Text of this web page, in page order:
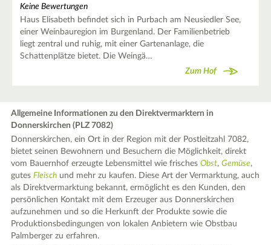
Keine Bewertungen
Haus Elisabeth befindet sich in Purbach am Neusiedler See,
einer Weinbauregion im Burgenland. Der Familienbetrieb
liegt zentral und ruhig, mit einer Gartenanlage, die
Schattenplätze bietet. Die Weingä…
Zum Hof
Allgemeine Informationen zu den Direktvermarktern in
Donnerskirchen (PLZ 7082)
Donnerskirchen, ein Ort in der Region mit der Postleitzahl 7082,
bietet seinen Bewohnern und Besuchern die Möglichkeit, direkt
vom Bauernhof erzeugte Lebensmittel wie frischesObst,Gemüse,
gutesFleisch und mehr zu kaufen. Diese Art der Vermarktung, auch
als Direktvermarktung bekannt, ermöglicht es den Kunden, den
persönlichen Kontakt mit dem Erzeuger aus Donnerskirchen
aufzunehmen und so die Herkunft der Produkte sowie die
Produktionsbedingungen von lokalen Anbietern wie Obstbau
Palmberger zu erfahren.